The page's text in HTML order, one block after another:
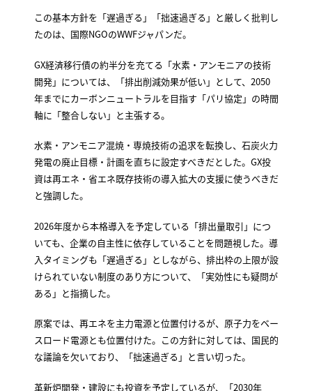
この基本方針を「遅過ぎる」「拙速過ぎる」と厳しく批判し
たのは、国際NGOのWWFジャパンだ。
GX経済移行債の約半分を充てる「水素・アンモニアの技術
開発」については、「排出削減効果が低い」として、2050
年までにカーボンニュートラルを目指す「パリ協定」の時間
軸に「整合しない」と主張する。
水素・アンモニア混焼・専焼技術の追求を転換し、石炭火力
発電の廃止目標・計画を直ちに設定すべきだとした。GX投
資は再エネ・省エネ既存技術の導入拡大の支援に使うべきだ
と強調した。
2026年度から本格導入を予定している「排出量取引」につ
いても、企業の自主性に依存していることを問題視した。導
入タイミングも「遅過ぎる」としながら、排出枠の上限が設
けられていない制度のあり方について、「実効性にも疑問が
ある」と指摘した。
原案では、再エネを主力電源と位置付けるが、原子力をベー
スロード電源とも位置付けた。この方針に対しては、国民的
な議論を欠いており、「拙速過ぎる」と言い切った。
革新炉開発・建設にも投資を予定しているが、「2030年